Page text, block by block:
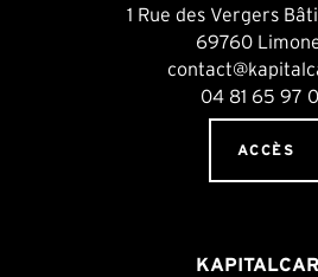
1 Rue des Vergers
69760
04 81 65 97
ACCÈS